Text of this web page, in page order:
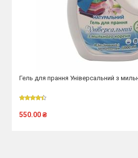
Гель для прання Універсальний з
550.00₴